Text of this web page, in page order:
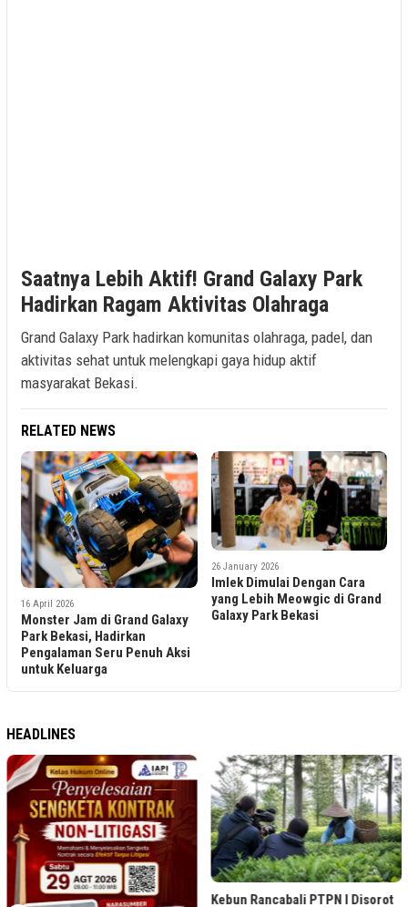
Saatnya Lebih Aktif! Grand Galaxy Park
Hadirkan Ragam Aktivitas Olahraga
Grand Galaxy Park hadirkan komunitas olahraga, padel, dan
aktivitas sehat untuk melengkapi gaya hidup aktif
masyarakat Bekasi.
RELATED NEWS
16 April 2026
Monster Jam di Grand Galaxy
Park Bekasi, Hadirkan
Pengalaman Seru Penuh Aksi
untuk Keluarga
26 January 2026
Imlek Dimulai Dengan Cara
yang Lebih Meowgic di Grand
Galaxy Park Bekasi
HEADLINES
Kebun Rancabali PTPN I Disorot